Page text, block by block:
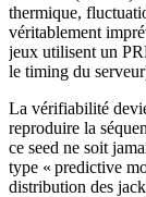
thermique,
véritablement
jeux utilisent un
le timing du
La vérifiabilité
reproduire la
ce seed ne soit
type « predictive
distribution des